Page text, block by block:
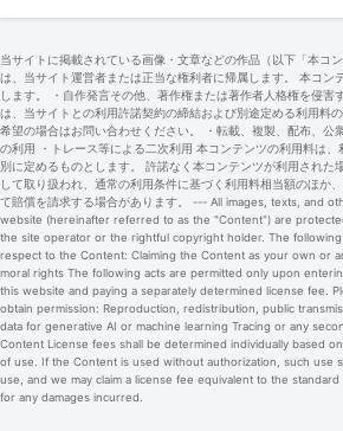
当サイトに掲載されている画像・文章などの作品（以下「本コ
は、当サイト運営者または正当な権利者に帰属します。 本コン
します。 ・自作発言その他、著作権または著作者人格権を侵害
は、当サイトとの利用許諾契約の締結および別途定める利用料
希望の場合はお問い合わせください。 ・転載、複製、配布、公
の利用 ・トレース等による二次利用 本コンテンツの利用料は
別に定めるものとします。 許諾なく本コンテンツが利用された
して取り扱われ、通常の利用条件に基づく利用料相当額のほか
て賠償を請求する場合があります。 --- All images, texts, and
website (hereinafter referred to as the "Content") are
the site operator or the rightful copyright holder. The
respect to the Content: Claiming the Content as your own or
moral rights The following acts are permitted only upon
this website and paying a separately determined license fee.
obtain permission: Reproduction, redistribution, public
data for generative AI or machine learning Tracing or any
Content License fees shall be determined individually based
of use. If the Content is used without authorization, such use
use, and we may claim a license fee equivalent to the
for any damages incurred.